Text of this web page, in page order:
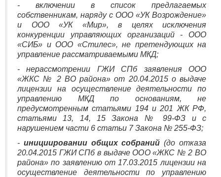
- включении в список предлагаемых
собственникам, наряду с ООО «УК Возрождение»
и ООО «УК «Мир», в целях исключения
конкуренции управляющих организаций - ООО
«СИБ» и ООО «Стилес», не претендующих на
управление рассматриваемыми МКД;
- нерассмотрении ГЖИ СПб заявления ООО
«ЖКС № 2 ВО района» от 20.04.2015 о выдаче
лицензии на осуществление деятельности по
управлению МКД по основаниям, не
предусмотренным статьями 194 и 201 ЖК РФ,
статьями 13, 14, 15 Закона № 99-ФЗ и с
нарушением части 6 статьи 7 Закона № 255-ФЗ;
- инициировании общих собраний (до отказа
20.04.2015 ГЖИ СПб в выдаче ООО «ЖКС № 2 ВО
района» по заявлению от 17.03.2015 лицензии на
осуществление деятельности по управлению